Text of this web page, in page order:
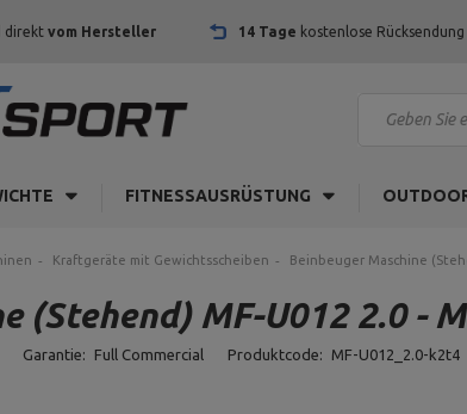
direkt vom Hersteller 14 Tage kostenlose Rücksendung
FITNESSAUSRÜSTUNG
Kraftgeräte mit Gewichtsscheiben Beinbeuger Maschine
(Stehend) MF-U012 2.0 -
Garantie: Full Commercial Produktcode: MF-U012_2.0-k2t4